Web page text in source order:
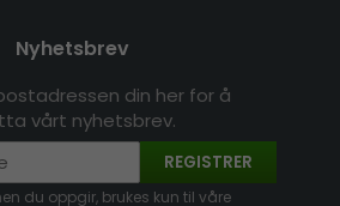
Nyhetsbrev
din her for å
vårt nyhetsbrev.
REGISTRER
du oppgir, brukes kun til våre